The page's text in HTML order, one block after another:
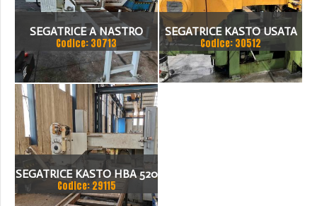
SEGATRICE A NASTRO
MARCA KASTO MOD.HBA
520 AU. USATA,
REVISIONATA, GARANTITA.
ANNO 2002
Codice: 30713
SEGATRICE KASTO USATA
AUTOMATICA
Codice: 30512
SEGATRICE KASTO HBA 520
AU
Codice: 29115